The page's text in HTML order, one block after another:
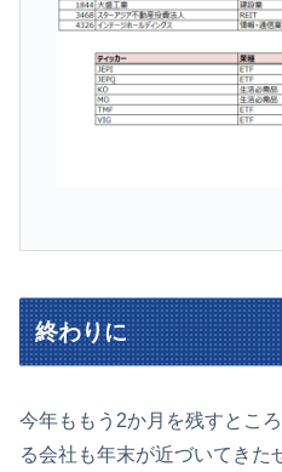
終わりに
今年ももう2か月を残すとこ
る会社も年末が近づいてきた